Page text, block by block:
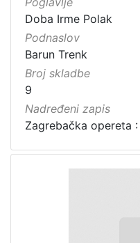
Doba Irme Polak
Podnaslov
Barun Trenk
Broj skladbe
9
Nadređeni zapis
Zagrebačka opereta